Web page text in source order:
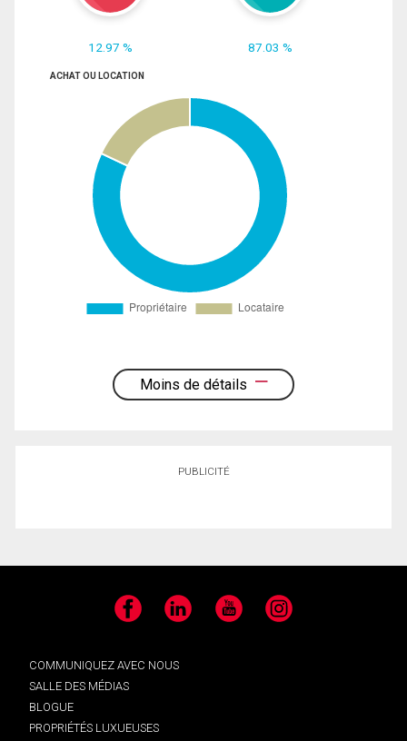
12.97 % 87.03 %
ACHAT OU LOCATION
Moins de détails
PUBLICITÉ
Facebook LinkedIn YouTube Instagram
COMMUNIQUEZ AVEC NOUS
SALLE DES MÉDIAS
BLOGUE
PROPRIÉTÉS LUXUEUSES